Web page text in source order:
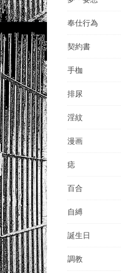
奉仕行為
契約書
手枷
排尿
淫紋
漫画
痣
百合
自縛
誕生日
調教